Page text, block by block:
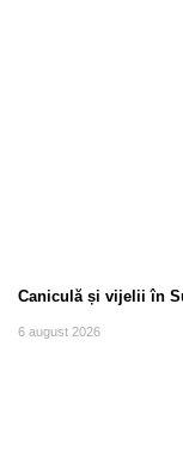
Caniculă și vijelii în
6 august 2026